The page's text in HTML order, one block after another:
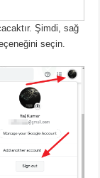
Şimdi, sağ
seçin.